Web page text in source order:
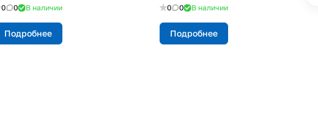
0 0 В наличии
Подробнее
0 0 В наличии
Подробнее